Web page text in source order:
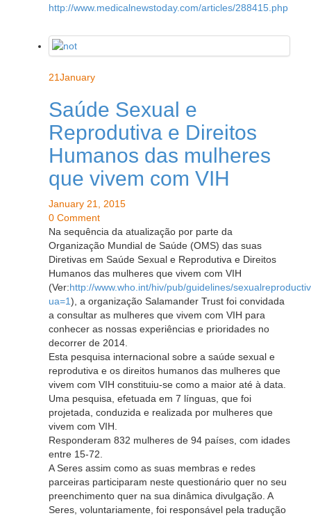
http://www.medicalnewstoday.com/articles/288415.php
21January
Saúde Sexual e
Reprodutiva e Direitos
Humanos das mulheres
que vivem com VIH
January 21, 2015
0 Comment
Na sequência da atualização por parte da
Organização Mundial de Saúde (OMS) das suas
Diretivas em Saúde Sexual e Reprodutiva e Direitos
Humanos das mulheres que vivem com VIH
(Ver:http://www.who.int/hiv/pub/guidelines/
ua=1), a organização Salamander Trust foi convidada
a consultar as mulheres que vivem com VIH para
conhecer as nossas experiências e prioridades no
decorrer de 2014.
Esta pesquisa internacional sobre a saúde sexual e
reprodutiva e os direitos humanos das mulheres que
vivem com VIH constituiu-se como a maior até à data.
Uma pesquisa, efetuada em 7 línguas, que foi
projetada, conduzida e realizada por mulheres que
vivem com VIH.
Responderam 832 mulheres de 94 países, com idades
entre 15-72.
A Seres assim como as suas membras e redes
parceiras participaram neste questionário quer no seu
preenchimento quer na sua dinâmica divulgação. A
Seres, voluntariamente, foi responsável pela tradução